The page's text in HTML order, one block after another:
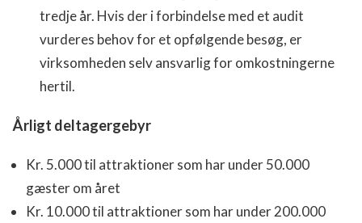
tredje år. Hvis der i forbindelse med et audit
vurderes behov for et opfølgende besøg, er
virksomheden selv ansvarlig for omkostningerne
hertil.
Årligt deltagergebyr
Kr. 5.000 til attraktioner som har under 50.000
gæster om året
Kr. 10.000 til attraktioner som har under 200.000